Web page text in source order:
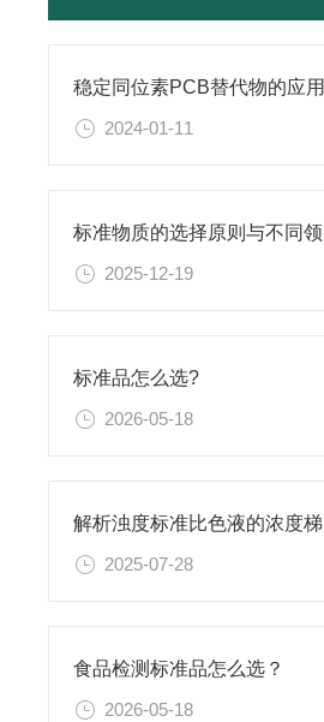
稳定同位素PCB替代物的应用
2024-01-11
2025-12-19
标准品怎么选?
2026-05-18
2025-07-28
食品检测标准品怎么选？
2026-05-18